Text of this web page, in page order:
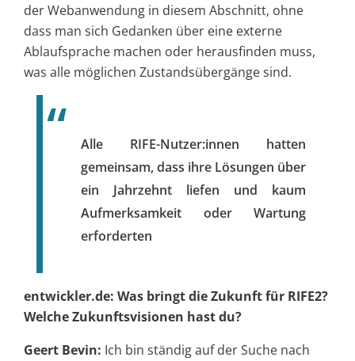
der Webanwendung in diesem Abschnitt, ohne
dass man sich Gedanken über eine externe
Ablaufsprache machen oder herausfinden muss,
was alle möglichen Zustandsübergänge sind.
Alle RIFE-Nutzer:innen hatten
gemeinsam, dass ihre Lösungen über
ein Jahrzehnt liefen und kaum
Aufmerksamkeit oder Wartung
erforderten
entwickler.de: Was bringt die Zukunft für RIFE2?
Welche Zukunftsvisionen hast du?
Geert Bevin: Ich bin ständig auf der Suche nach